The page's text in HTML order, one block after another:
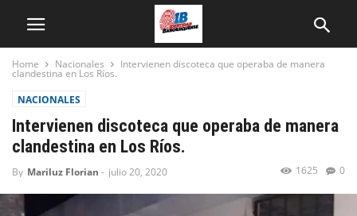
Home Nacionales Intervienen discoteca que operaba de manera
clandestina en Los Ríos.
NACIONALES
Intervienen discoteca que operaba de manera
clandestina en Los Ríos.
By Mariluz Florian - julio 20, 2020 0
1625